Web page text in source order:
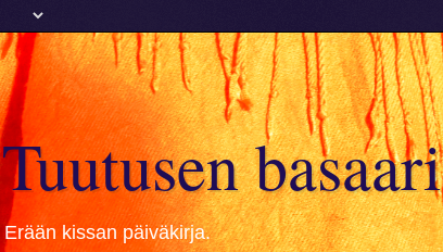
Tuutusen basaari
Erään kissan päiväkirja.